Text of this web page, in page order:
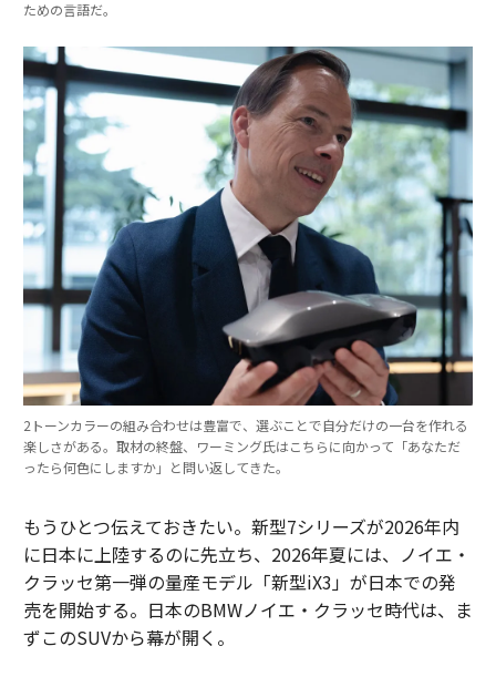
ための言語だ。
2トーンカラーの組み合わせは豊富で、選ぶことで自分だけの一台を作れる
楽しさがある。取材の終盤、ワーミング氏はこちらに向かって「あなただ
ったら何色にしますか」と問い返してきた。
もうひとつ伝えておきたい。新型7シリーズが2026年内
に日本に上陸するのに先立ち、2026年夏には、ノイエ・
クラッセ第一弾の量産モデル「新型iX3」が日本での発
売を開始する。日本のBMWノイエ・クラッセ時代は、ま
ずこのSUVから幕が開く。